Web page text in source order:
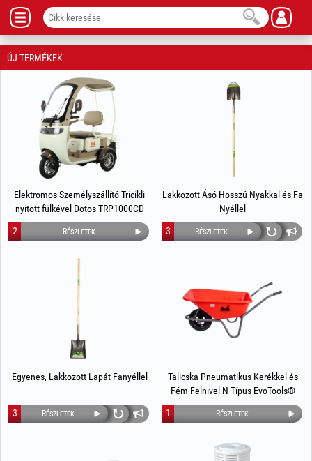
ÚJ TERMÉKEK
Elektromos Személyszállító Tricikli
nyitott fülkével Dotos TRP1000CD
EvoTools®
Részletek
2
Lakkozott Ásó Hosszú Nyakkal és Fa
Nyéllel
Részletek
3
Egyenes, Lakkozott Lapát Fanyéllel
Részletek
3
Talicska Pneumatikus Kerékkel és
Fém Felnivel N Típus EvoTools®
Részletek
1